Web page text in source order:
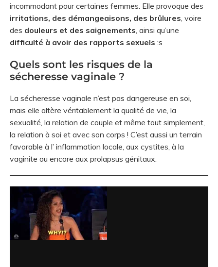
incommodant pour certaines femmes. Elle provoque des
irritations, des démangeaisons, des brûlures , voire
des douleurs et des saignements , ainsi qu’une
difficulté à avoir des rapports sexuels :s
Quels sont les risques de la
sécheresse vaginale ?
La sécheresse vaginale n’est pas dangereuse en soi,
mais elle altère véritablement la qualité de vie, la
sexualité, la relation de couple et même tout simplement,
la relation à soi et avec son corps ! C’est aussi un terrain
favorable à l’ inflammation locale, aux cystites, à la
vaginite ou encore aux prolapsus génitaux.